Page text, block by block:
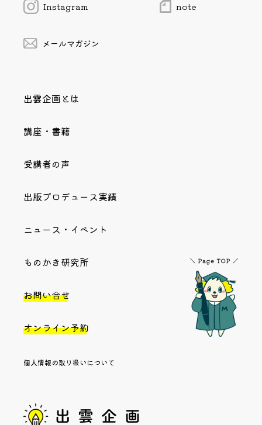
Instagram note
メールマガジン
出雲企画とは
講座・書籍
受講者の声
出版プロデュース実績
ニュース・イベント
ものかき研究所
お問い合せ
オンライン予約
個人情報の取り扱いについて